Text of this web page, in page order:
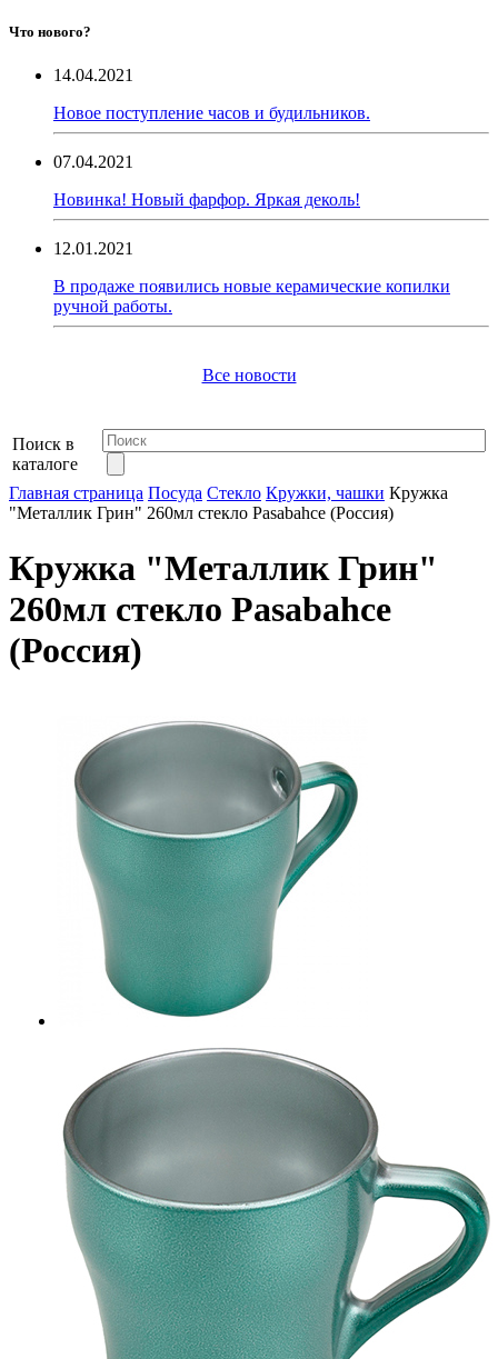
Что нового?
14.04.2021
Новое поступление часов и будильников.
07.04.2021
Новинка! Новый фарфор. Яркая деколь!
12.01.2021
В продаже появились новые керамические копилки
ручной работы.
Все новости
Поиск в
каталоге
Главная страница Посуда Стекло Кружки, чашки Кружка
"Металлик Грин" 260мл стекло Pasabahce (Россия)
Кружка "Металлик Грин"
260мл стекло Pasabahce
(Россия)